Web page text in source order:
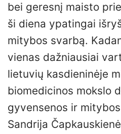
bei geresnį maisto
ši diena ypatingai
mitybos svarbą.
vienas dažniausiai
lietuvių kasdieninėje
biomedicinos mokslo
gyvensenos ir
Sandrija